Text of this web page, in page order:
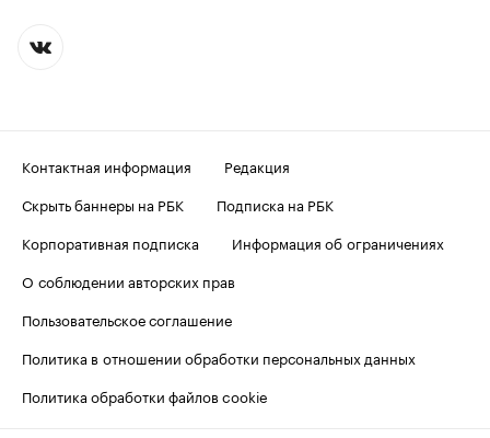
Контактная информация
Редакция
Скрыть баннеры на РБК
Подписка на РБК
Корпоративная подписка
Информация об ограничениях
О соблюдении авторских прав
Пользовательское соглашение
Политика в отношении обработки персональных данных
Политика обработки файлов cookie